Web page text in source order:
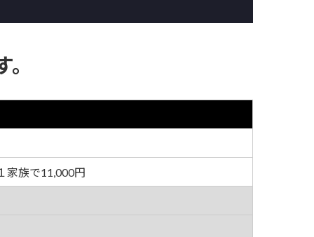
家族で11,000円